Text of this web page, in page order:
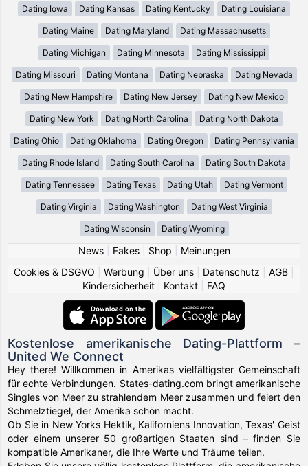
Dating Iowa Dating Kansas Dating Kentucky Dating Louisiana
Dating Maine Dating Maryland Dating Massachusetts
Dating Michigan Dating Minnesota Dating Mississippi
Dating Missouri Dating Montana Dating Nebraska Dating Nevada
Dating New Hampshire Dating New Jersey Dating New Mexico
Dating New York Dating North Carolina Dating North Dakota
Dating Ohio Dating Oklahoma Dating Oregon Dating Pennsylvania
Dating Rhode Island Dating South Carolina Dating South Dakota
Dating Tennessee Dating Texas Dating Utah Dating Vermont
Dating Virginia Dating Washington Dating West Virginia
Dating Wisconsin Dating Wyoming
News| Fakes| Shop
Meinungen
Cookies & DSGVO
Werbung Über uns Datenschutz AGB
Kindersicherheit
Kontakt FAQ
Kostenlose amerikanische Dating-Plattform –
United We Connect
Hey there! Willkommen in Amerikas vielfältigster Gemeinschaft
für echte Verbindungen. States-dating.com bringt amerikanische
Singles von Meer zu strahlendem Meer zusammen und feiert den
Schmelztiegel, der Amerika schön macht.
Ob Sie in New Yorks Hektik, Kaliforniens Innovation, Texas' Geist
oder einem unserer 50 großartigen Staaten sind – finden Sie
kompatible Amerikaner, die Ihre Werte und Träume teilen.